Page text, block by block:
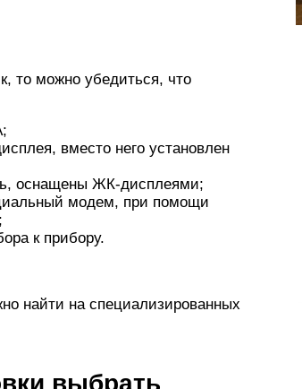
то можно убедиться, что
вместо него установлен
оснащены ЖК-дисплеями;
модем, при помощи
к прибору.
найти на специализированных
выбрать